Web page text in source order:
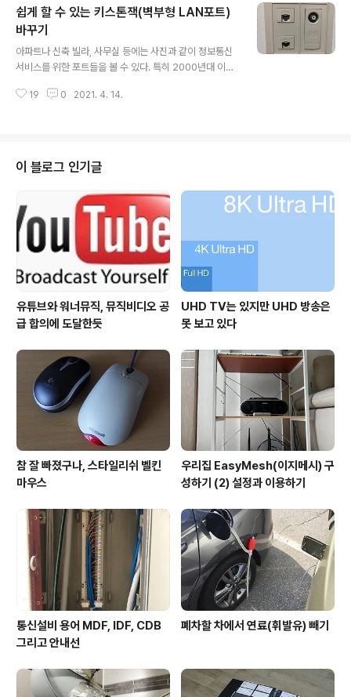
피우는 담배냄새의 층간 확산이 이웃 간 분쟁 소재로 자주
등장하고 있다. 실내 흡연이 사회 문제로까지 번지지 않았
던 8,90년대 아파트와 달리 지금은 흡연이 일반화되었고,
특히 실내에서의 흡연을 금지하는 것은 공동주택의 기본이
되었다. 베란다에서조차 담배 피우는 것은 금지되어 있다.
2015년 3월 국토교통부는 공동주택(아파트)의 공용 덕트
쉽게 할 수 있는 키스톤잭(벽부형 LAN포트)
바꾸기
아파트나 신축 빌라, 사무실 등에는 사진과 같이 정보통신
서비스를 위한 포트들을 볼 수 있다. 특히 2000년대 이후
트들도 함께 매립되어 있다. 통상 전화를 위한 RJ11(6P)라
하는 형태) 포트가 있다. 요즘은 IPTV가 대세여서 대부분
CATV포트는 잘 사용하지 않지만, RJ45 포트는 대부분
사용한다. 두 개의 RJ45 포트 하나는 LAN(PC라고 쓰여
있는 경우도 있다) 포트와 전화(Tel이라고 쓰여있는 경우
도 있다) 포트로 구성되며, 이들은 모두 UTP 케이블(CA..
19 0 2021. 4. 14.
이 블로그 인기글
유튜브와 워너뮤직, 뮤직비디오 공
급 합의에 도달한듯
UHD TV는 있지만 UHD 방송은
못 보고 있다
참 잘 빠졌구나, 스타일리쉬 벨킨
마우스
우리집 EasyMesh(이지메시) 구
성하기 (2) 설정과 이용하기
통신설비 용어 MDF, IDF, CDB
그리고 안내선
폐차할 차에서 연료(휘발유) 빼기